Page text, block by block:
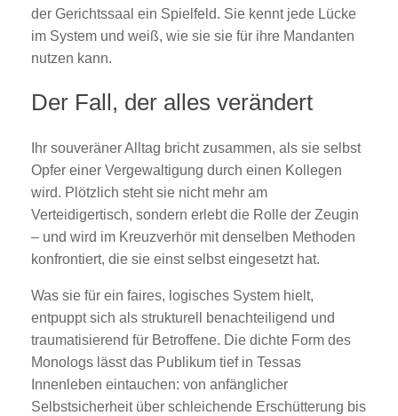
der Gerichtssaal ein Spielfeld. Sie kennt jede Lücke
im System und weiß, wie sie sie für ihre Mandanten
nutzen kann.
Der Fall, der alles verändert
Ihr souveräner Alltag bricht zusammen, als sie selbst
Opfer einer Vergewaltigung durch einen Kollegen
wird. Plötzlich steht sie nicht mehr am
Verteidigertisch, sondern erlebt die Rolle der Zeugin
– und wird im Kreuzverhör mit denselben Methoden
konfrontiert, die sie einst selbst eingesetzt hat.
Was sie für ein faires, logisches System hielt,
entpuppt sich als strukturell benachteiligend und
traumatisierend für Betroffene. Die dichte Form des
Monologs lässt das Publikum tief in Tessas
Innenleben eintauchen: von anfänglicher
Selbstsicherheit über schleichende Erschütterung bis